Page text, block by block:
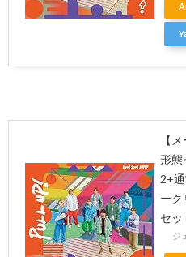
【
形態
2+
ーク
セッ
ジ